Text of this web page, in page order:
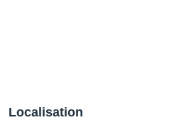
Localisation